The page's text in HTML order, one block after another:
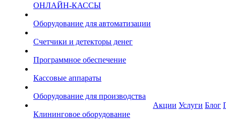
ОНЛАЙН-КАССЫ
Оборудование для автоматизации
Счетчики и детекторы денег
Программное обеспечение
Кассовые аппараты
Оборудование для производства
Клининговое оборудование
Акции Услуги Блог